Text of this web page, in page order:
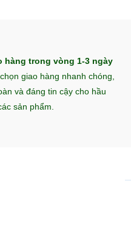
hàng trong vòng 1-3 ngày
giao hàng nhanh chóng,
và đáng tin cậy cho hầu
sản phẩm.